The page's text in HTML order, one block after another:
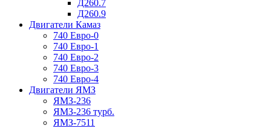
Д260.7
Д260.9
Двигатели Камаз
740 Евро-0
740 Евро-1
740 Евро-2
740 Евро-3
740 Евро-4
Двигатели ЯМЗ
ЯМЗ-236
ЯМЗ-236 турб.
ЯМЗ-7511